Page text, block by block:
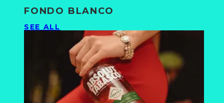
FONDO BLANCO
SEE ALL